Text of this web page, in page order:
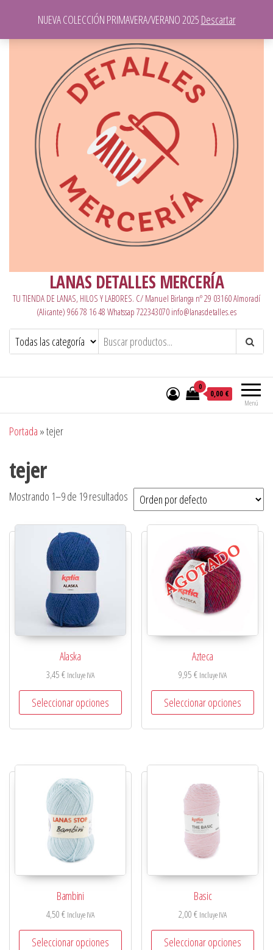
LANAS DETALLES MERCERÍA
TU TIENDA DE LANAS, HILOS Y LABORES. C/ Manuel Birlanga nº 29 03160 Almoradí
(Alicante) 966 78 16 48 Whatssap 722343070 info@lanasdetalles.es
Menú
0
0,00 €
Portada »tejer
tejer
Mostrando 1–9 de 19 resultados
Alaska
3,45€ Incluye IVA
Seleccionar opciones
Azteca
9,95€ Incluye IVA
Seleccionar opciones
Bambini
4,50€ Incluye IVA
Seleccionar opciones
Basic
2,00€ Incluye IVA
Seleccionar opciones
NUEVA COLECCIÓN PRIMAVERA/VERANO 2025 Descartar